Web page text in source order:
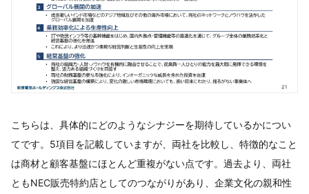
こちらは、具体的にどのようなシナジーを期待しているかについ
てです。5項目を記載していますが、両社を比較し、特徴的なこと
は商材と顧客基盤にほとんど重複がない点です。過去より、両社
ともNEC販売特約店としてのつながりがあり、企業文化の親和性